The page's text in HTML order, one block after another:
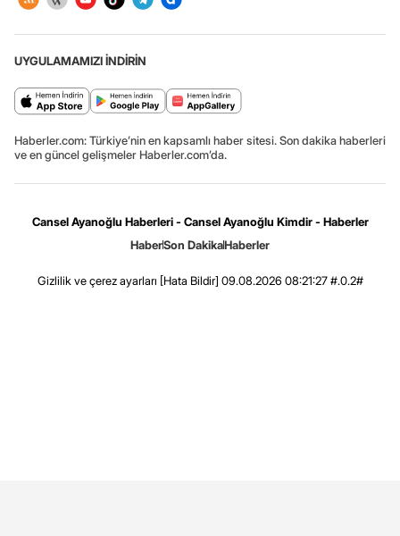
UYGULAMAMIZI İNDİRİN
Haberler.com: Türkiye’nin en kapsamlı haber sitesi. Son dakika haberleri
ve en güncel gelişmeler Haberler.com’da.
Cansel Ayanoğlu Haberleri - Cansel Ayanoğlu Kimdir - Haberler
HaberSon DakikaHaberler
Gizlilik ve çerez ayarları [Hata Bildir] 09.08.2026 08:21:27 #.0.2#